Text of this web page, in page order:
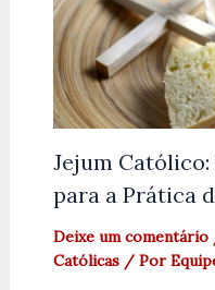
Jejum
para a Prática
Deixe um comentário
Católicas/ Por